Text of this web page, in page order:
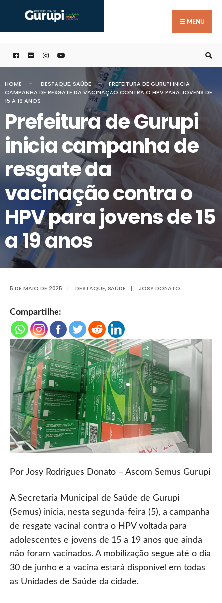
MENU
HOME DESTAQUE, SAÚDE
PREFEITURA DE GURUPI INICIA
CAMPANHA DE RESGATE DA VACINAÇÃO CONTRA O HPV PARA JOVENS DE
15 A 19 ANOS
Prefeitura de Gurupi
inicia campanha de
resgate da
vacinação contra o
HPV para jovens de 15
a 19 anos
5 DE MAIO DE 2025 | DESTAQUE, SAÚDE | JOSY DONATO
Compartilhe:
Por Josy Rodrigues Donato – Ascom Semus Gurupi
A Secretaria Municipal de Saúde de Gurupi
(Semus) inicia, nesta segunda-feira (5), a campanha
de resgate vacinal contra o HPV voltada para
adolescentes e jovens de 15 a 19 anos que ainda
não foram vacinados. A mobilização segue até o dia
30 de junho e a vacina estará disponível em todas
as Unidades de Saúde da cidade.
por: